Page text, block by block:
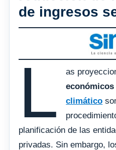
de ingresos
L as
climático
planificación de las
privadas. Sin embargo,